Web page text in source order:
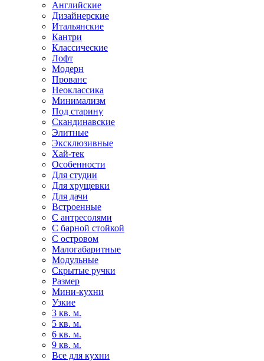
Английские
Дизайнерские
Итальянские
Кантри
Классические
Лофт
Модерн
Прованс
Неоклассика
Минимализм
Под старину
Скандинавские
Элитные
Эксклюзивные
Хай-тек
Особенности
Для студии
Для хрущевки
Для дачи
Встроенные
С антресолями
С барной стойкой
С островом
Малогабаритные
Модульные
Скрытые ручки
Размер
Мини-кухни
Узкие
3 кв. м.
5 кв. м.
6 кв. м.
9 кв. м.
Все для кухни